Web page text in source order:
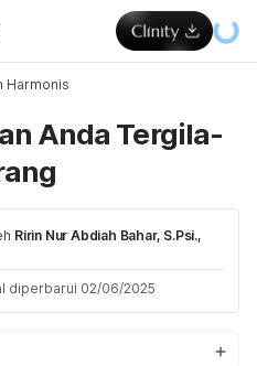
Harmonis
Anda Tergila-
Ririn Nur Abdiah Bahar, S.Psi.,
diperbarui 02/06/2025